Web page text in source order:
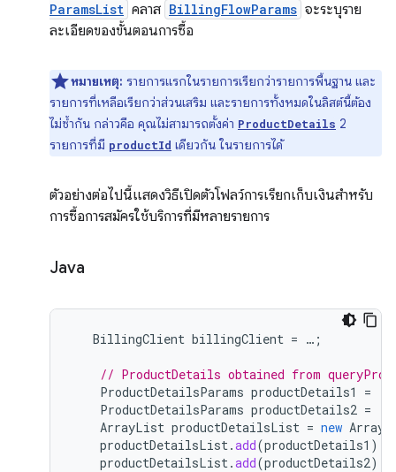
ParamsList คลาส BillingFlowParams จะระบุราย
ละเอียดของขั้นตอนการซื้อ
หมายเหตุ: รายการแรกในรายการเรียกว่ารายการพื้นฐาน และ
รายการที่เหลือเรียกว่าส่วนเสริม และรายการทั้งหมดในลิสต์นี้ต้อง
ไม่ซ้ำกัน กล่าวคือ คุณไม่สามารถตั้งค่า ProductDetails 2
รายการที่มี productId เดียวกัน ในรายการได้
ตัวอย่างต่อไปนี้แสดงวิธีเปิดตัวโฟลว์การเรียกเก็บเงินสำหรับ
การซื้อการสมัครใช้บริการที่มีหลายรายการ
Java
BillingClient billingClient = … ;
// ProductDetails obtained from
ProductDetailsParams productDetails1 =
ProductDetailsParams productDetails2 =
ArrayList productDetailsList = new
productDetailsList.add(productDetails1 );
productDetailsList.add(productDetails2);